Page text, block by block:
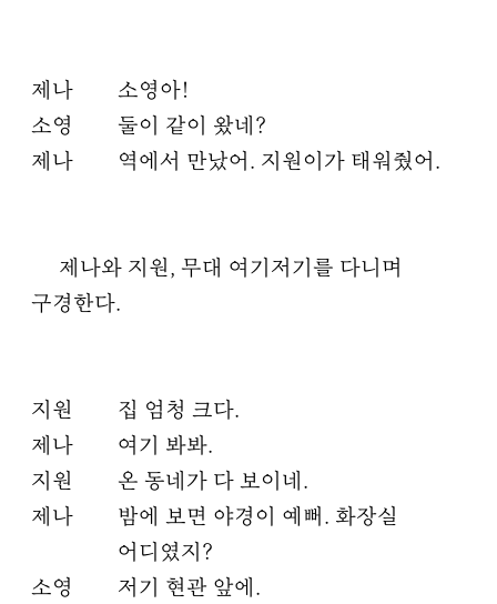
제나
소영아!
소영
둘이 같이 왔네?
제나
역에서 만났어. 지원이가 태워줬어.
제나와 지원, 무대 여기저기를 다니며
구경한다.
지원
집 엄청 크다.
제나
여기 봐봐.
지원
온 동네가 다 보이네.
제나
밤에 보면 야경이 예뻐. 화장실
어디였지?
소영
저기 현관 앞에.